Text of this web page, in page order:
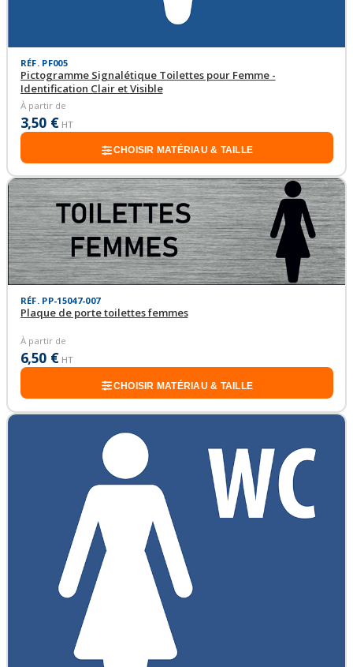
RÉF. PF005
Pictogramme Signalétique Toilettes pour Femme -
Identification Clair et Visible
À partir de
3,50 € HT
CHOISIR MATÉRIAU & TAILLE
RÉF. PP-15047-007
Plaque de porte toilettes femmes
À partir de
6,50 € HT
CHOISIR MATÉRIAU & TAILLE